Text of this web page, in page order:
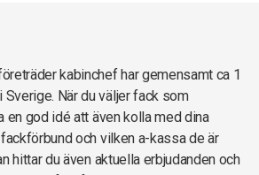
kabinchef har gemensamt ca 1
När du väljer fack som
en god idé att även kolla med dina
och vilken a-kassa de är
hittar du även aktuella erbjudanden och